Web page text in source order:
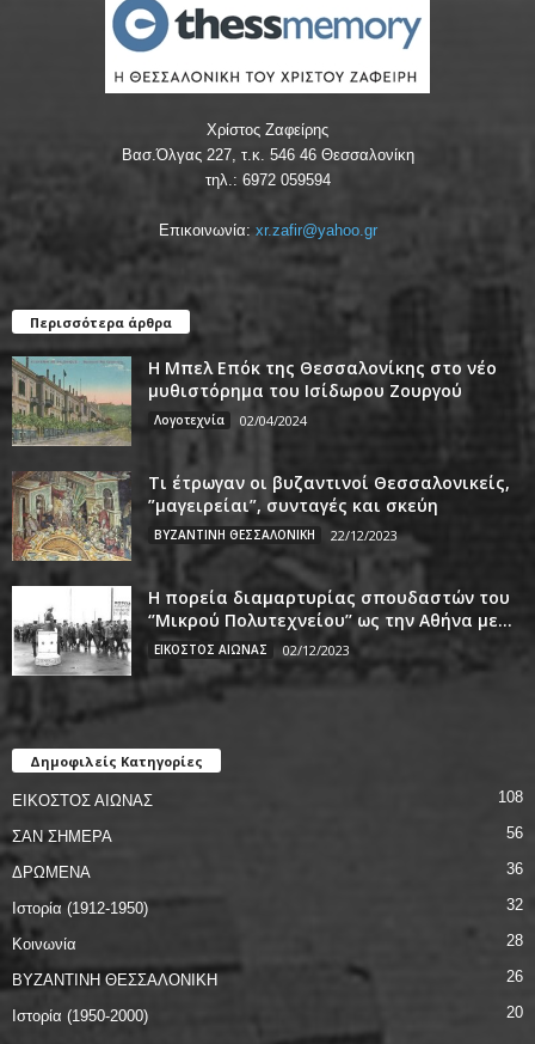
Χρίστος Ζαφείρης
Βασ.Όλγας 227, τ.κ. 546 46 Θεσσαλονίκη
τηλ.: 6972 059594
Επικοινωνία: xr.zafir@yahoo.gr
Περισσότερα άρθρα
Η Μπελ Επόκ της Θεσσαλονίκης στο νέο
μυθιστόρημα του Ισίδωρου Ζουργού
Λογοτεχνία 02/04/2024
Τι έτρωγαν οι βυζαντινοί Θεσσαλονικείς,
”μαγειρείαι”, συνταγές και σκεύη
ΒΥΖΑΝΤΙΝΗ ΘΕΣΣΑΛΟΝΙΚΗ 22/12/2023
Η πορεία διαμαρτυρίας σπουδαστών του
‘’Μικρού Πολυτεχνείου’’ ως την Αθήνα με...
ΕΙΚΟΣΤΟΣ ΑΙΩΝΑΣ 02/12/2023
Δημοφιλείς Κατηγορίες
ΕΙΚΟΣΤΟΣ ΑΙΩΝΑΣ 108
ΣΑΝ ΣΗΜΕΡΑ 56
ΔΡΩΜΕΝΑ 36
Ιστορία (1912-1950) 32
Κοινωνία 28
ΒΥΖΑΝΤΙΝΗ ΘΕΣΣΑΛΟΝΙΚΗ 26
Ιστορία (1950-2000) 20